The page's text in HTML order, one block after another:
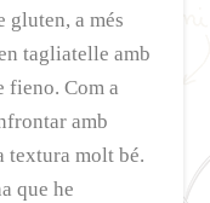
gluten, a més
tagliatelle amb
fieno. Com a
amb
textura molt bé.
que he